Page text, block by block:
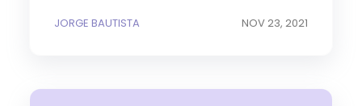
JORGE BAUTISTA NOV 23, 2021